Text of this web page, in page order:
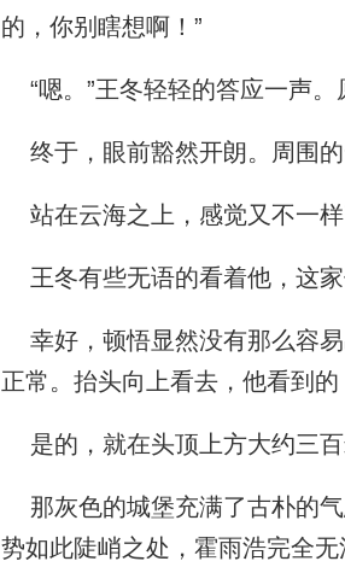
的，你别瞎想啊！”
“嗯。”王冬轻轻的答应一声。
终于，眼前豁然开朗。周围的
站在云海之上，感觉又不一样
王冬有些无语的看着他，这家
幸好，顿悟显然没有那么容易
正常。抬头向上看去，他看到的
是的，就在头顶上方大约三百
那灰色的城堡充满了古朴的气
势如此陡峭之处，霍雨浩完全